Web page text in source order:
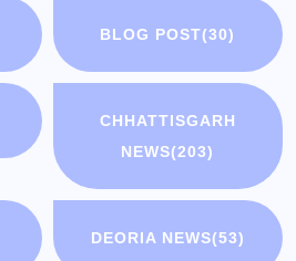
BLOG POST(30)
CHHATTISGARH
NEWS(203)
DEORIA NEWS(53)